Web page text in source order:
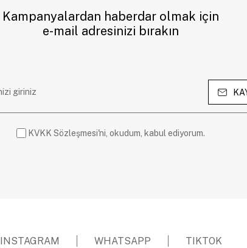
Kampanyalardan haberdar olmak için
e-mail adresinizi bırakın
KVKK Sözleşmesi'ni, okudum, kabul ediyorum.
INSTAGRAM WHATSAPP TIKTOK